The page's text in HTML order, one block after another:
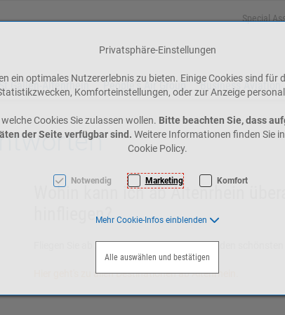
Special
Altenrhein People's Air Group Business Aviation
Wohin kann ich ab Altenrhein
hinfliegen?
Fliegen Sie ab Altenrhein nach Wien und zu den schönsten
Hier geht's zu allen Destinationen ab Altenrhein.
Privatsphäre-Einstellungen
ein optimales Nutzererlebnis zu bieten. Einige Cookies sind für
Komforteinstellungen, oder zur Anzeige
Cookies Sie zulassen wollen. Bitte beachten Sie, dass
der Seite verfügbar sind. Weitere Informationen finden Sie
Cookie Policy.
Notwendig Marketing Komfort
Mehr Cookie-Infos einblenden
Alle auswählen und bestätigen